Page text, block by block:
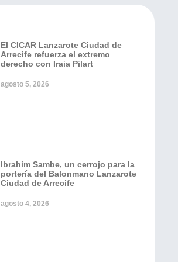
El CICAR Lanzarote Ciudad de
Arrecife refuerza el extremo
derecho con Iraia Pilart
agosto 5, 2026
Ibrahim Sambe, un cerrojo para la
portería del Balonmano Lanzarote
Ciudad de Arrecife
agosto 4, 2026